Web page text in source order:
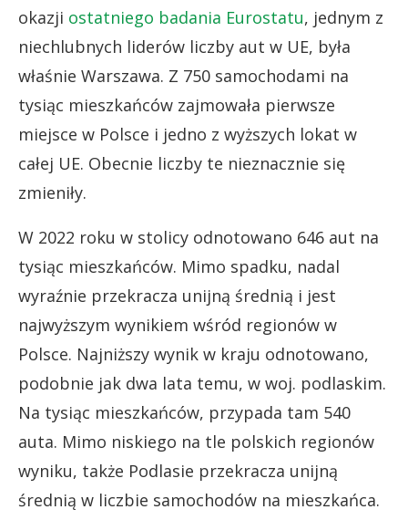
okazji ostatniego badania Eurostatu, jednym z
niechlubnych liderów liczby aut w UE, była
właśnie Warszawa. Z 750 samochodami na
tysiąc mieszkańców zajmowała pierwsze
miejsce w Polsce i jedno z wyższych lokat w
całej UE. Obecnie liczby te nieznacznie się
zmieniły.
W 2022 roku w stolicy odnotowano 646 aut na
tysiąc mieszkańców. Mimo spadku, nadal
wyraźnie przekracza unijną średnią i jest
najwyższym wynikiem wśród regionów w
Polsce. Najniższy wynik w kraju odnotowano,
podobnie jak dwa lata temu, w woj. podlaskim.
Na tysiąc mieszkańców, przypada tam 540
auta. Mimo niskiego na tle polskich regionów
wyniku, także Podlasie przekracza unijną
średnią w liczbie samochodów na mieszkańca.